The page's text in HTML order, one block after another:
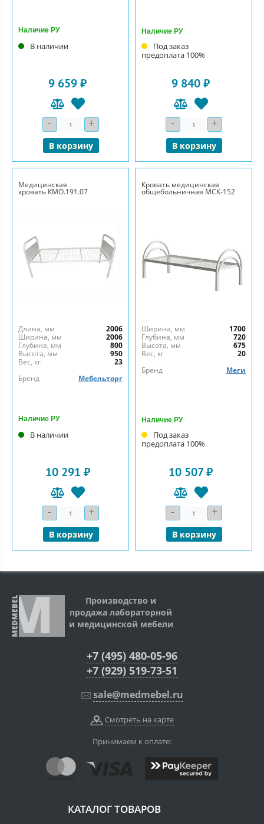
Наличие РУ
В наличии
9 659 ₽
- Количество+
В корзину
Наличие РУ
Под заказ
предоплата 100%
9 840 ₽
- Количество+
В корзину
Медицинская
кровать КМО.191.07
Длина, мм
2006
Ширина, мм
2006
Глубина, мм
800
Высота, мм
950
Вес, кг
23
Бренд
Мебельторг
Наличие РУ
В наличии
10 291 ₽
- Количество+
В корзину
Кровать медицинская
общебольничная МСК-152
Ширина, мм
1700
Глубина, мм
720
Высота, мм
675
Вес, кг
20
Бренд
Меги
Наличие РУ
Под заказ
предоплата 100%
10 507 ₽
- Количество+
В корзину
Производство и
продажа лабораторной
и медицинской мебели
+7 (495) 480-05-96
+7 (929) 519-73-51
sale@medmebel.ru
Смотреть на карте
Принимаем к оплате:
КАТАЛОГ ТОВАРОВ